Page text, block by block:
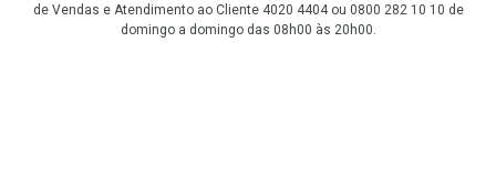
de Vendas e Atendimento ao Cliente 4020 4404 ou 0800 282 10 10 de
domingo a domingo das 08h00 às 20h00.